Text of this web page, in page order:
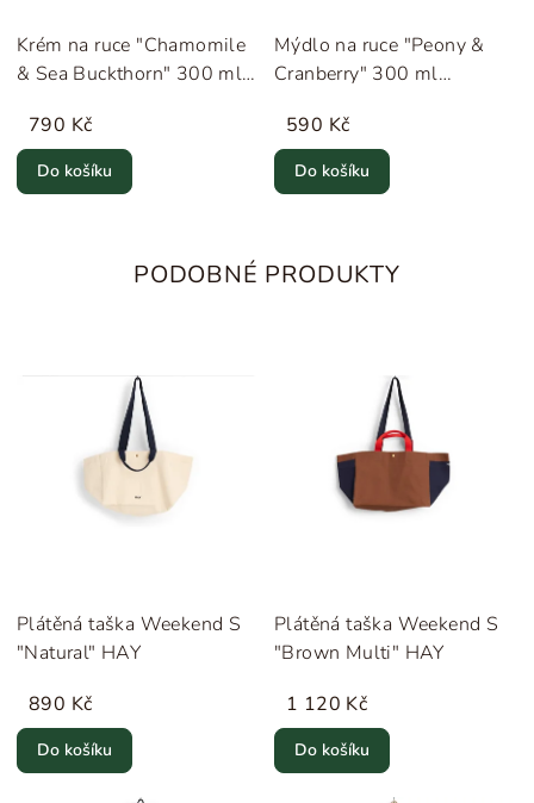
Krém na ruce "Chamomile
& Sea Buckthorn" 300 ml
790 Kč
Do košíku
Mýdlo na ruce "Peony &
Cranberry" 300 ml
590 Kč
Do košíku
PODOBNÉ PRODUKTY
Plátěná taška Weekend S
"Natural" HAY
890 Kč
Do košíku
Plátěná taška Weekend S
"Brown Multi" HAY
1 120 Kč
Do košíku